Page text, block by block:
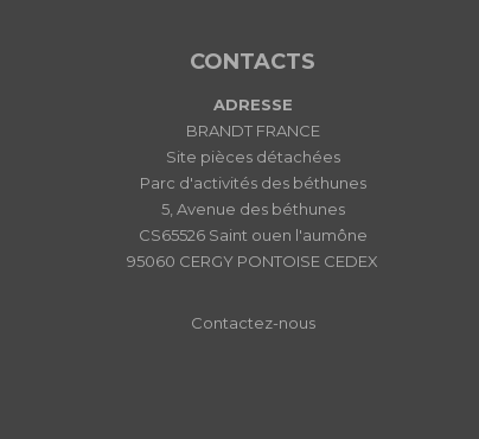
CONTACTS
ADRESSE
BRANDT FRANCE
Site pièces détachées
Parc d'activités des béthunes
5, Avenue des béthunes
CS65526 Saint ouen l'aumône
95060 CERGY PONTOISE CEDEX
Contactez-nous